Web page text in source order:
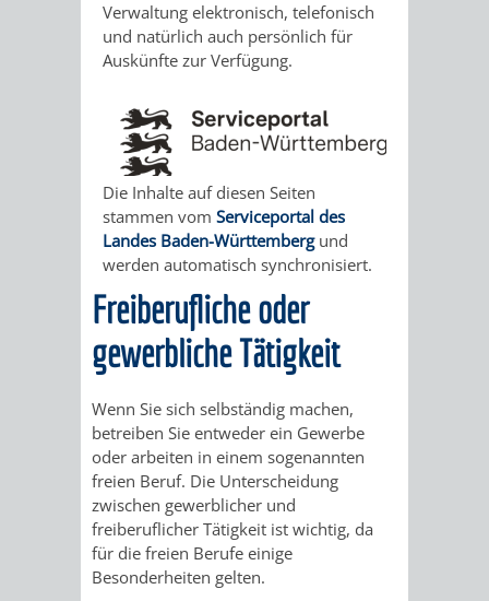
MENSCHEN
BEHINDERUNG
MENSCHEN
DEMENZ
MIGRANTEN
/
FLÜCHTLINGE
BAUHERREN
BAUHERRENBERATUNG
GRUNDSTÜCKSWERTERMITTLUNG
DENKMALSCHUTZ
AUFGABEN
UNTEREN
DENKMALSCHUTZBEHÖRDE
STEUERVORTEILE
SATZUNGEN
IM
BEREICH
DENKMALSCHUTZ
VERKAUF
STÄDTISCHER
VERKAUF
STÄDTISCHER
HÄUSER
/
BERATUNGSERGEBNISSE
/
UMLEGUNGSAUSSCHUSS
BERATENDE
BÜRGERMEISTER
/
DEZERNATE
ÄMTER
FÜR
Verwaltung elektronisch, telefonisch
und natürlich auch persönlich für
Auskünfte zur Verfügung.
Die Inhalte auf diesen Seiten
stammen vom Serviceportal des
Landes Baden-Württembergund
werden automatisch synchronisiert.
Freiberufliche oder
gewerbliche Tätigkeit
Wenn Sie sich selbständig machen,
betreiben Sie entweder ein Gewerbe
oder arbeiten in einem sogenannten
freien Beruf. Die Unterscheidung
zwischen gewerblicher und
freiberuflicher Tätigkeit ist wichtig, da
für die freien Berufe einige
Besonderheiten gelten.